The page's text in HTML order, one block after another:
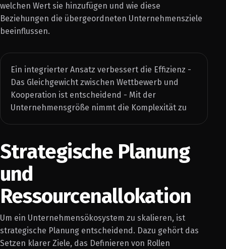
welchen Wert sie hinzufügen und wie diese
Beziehungen die übergeordneten Unternehmensziele
beeinflussen.
Ein integrierter Ansatz verbessert die Effizienz -
Das Gleichgewicht zwischen Wettbewerb und
Kooperation ist entscheidend - Mit der
Unternehmensgröße nimmt die Komplexität zu
Strategische Planung
und
Ressourcenallokation
Um ein Unternehmensökosystem zu skalieren, ist
strategische Planung entscheidend. Dazu gehört das
Setzen klarer Ziele, das Definieren von Rollen